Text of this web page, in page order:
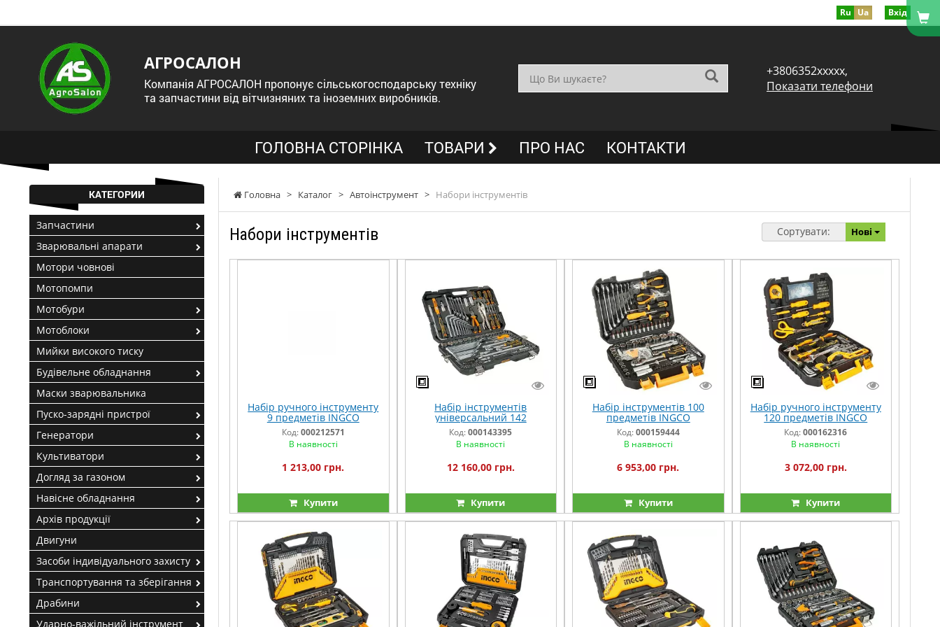
Ru Ua Вхід
АГРОСАЛОН
Компанія АГРОСАЛОН пропонує сільськогосподарську техніку
та запчастини від вітчизняних та іноземних виробників.
+3806352xxxxx,
Показати телефони
ГОЛОВНА СТОРІНКА ТОВАРИ ПРО НАС КОНТАКТИ
Головна > Каталог > Автоінструмент > Набори інструментів
Набори інструментів Сортувати: Нові
Набір ручного інструменту
9 предметів INGCO
Код:000212571
В наявності
1 213,00 грн.
Купити
Набір інструментів
універсальний 142
предмети INGCO
INDUSTRIAL
Код:000143395
В наявності
12 160,00 грн.
Купити
Набір інструментів 100
предметів INGCO
Код:000159444
В наявності
6 953,00 грн.
Купити
Набір ручного інструменту
120 предметів INGCO
Код:000162316
В наявності
3 072,00 грн.
Купити
КАТЕГОРИИ
Запчастини
Зварювальні апарати
Мотори човнові
Мотопомпи
Мотобури
Мотоблоки
Мийки високого тиску
Будівельне обладнання
Маски зварювальника
Пуско-зарядні пристрої
Генератори
Культиватори
Догляд за газоном
Навісне обладнання
Архів продукції
Двигуни
Засоби індивідуального захисту
Транспортування та зберігання
Драбини
Ударно-важільний інструмент